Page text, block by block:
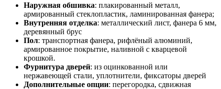
Наружная обшивка: плакированный металл,
армированный стеклопластик, ламинированная фанера;
Внутренняя отделка: металлический лист, фанера 6 мм,
деревянный брус
Пол: транспортная фанера, рифлёный алюминий,
армированное покрытие, наливной с кварцевой
крошкой.
Фурнитура дверей: из оцинкованной или
нержавеющей стали, уплотнители, фиксаторы дверей
Дополнительные опции: перегородка, сдвижная